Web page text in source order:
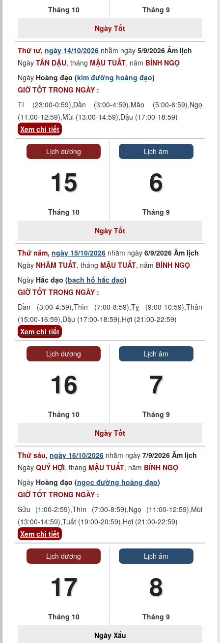
Tháng 10
Tháng 9
Ngày Tốt
Thứ tư, ngày 14/10/2026 nhằm ngày 5/9/2026 Âm lịch
Ngày TÂN DẬU, tháng MẬU TUẤT, năm BÍNH NGỌ
Ngày Hoàng đạo (kim đường hoàng đạo)
GIỜ TỐT TRONG NGÀY :
Tí (23:00-0:59),Dần (3:00-4:59),Mão (5:00-6:59),Ngọ
(11:00-12:59),Mùi (13:00-14:59),Dậu (17:00-18:59)
Xem chi tiết
Lịch dương
15
Tháng 10
Lịch âm
6
Tháng 9
Ngày Tốt
Thứ năm, ngày 15/10/2026 nhằm ngày 6/9/2026 Âm lịch
Ngày NHÂM TUẤT, tháng MẬU TUẤT, năm BÍNH NGỌ
Ngày Hắc đạo (bạch hổ hắc đạo)
GIỜ TỐT TRONG NGÀY :
Dần (3:00-4:59),Thìn (7:00-8:59),Tỵ (9:00-10:59),Thân
(15:00-16:59),Dậu (17:00-18:59),Hợi (21:00-22:59)
Xem chi tiết
Lịch dương
16
Tháng 10
Lịch âm
7
Tháng 9
Ngày Tốt
Thứ sáu, ngày 16/10/2026 nhằm ngày 7/9/2026 Âm lịch
Ngày QUÝ HỢI, tháng MẬU TUẤT, năm BÍNH NGỌ
Ngày Hoàng đạo (ngọc đường hoàng đạo)
GIỜ TỐT TRONG NGÀY :
Sửu (1:00-2:59),Thìn (7:00-8:59),Ngọ (11:00-12:59),Mùi
(13:00-14:59),Tuất (19:00-20:59),Hợi (21:00-22:59)
Xem chi tiết
Lịch dương
17
Tháng 10
Lịch âm
8
Tháng 9
Ngày Xấu